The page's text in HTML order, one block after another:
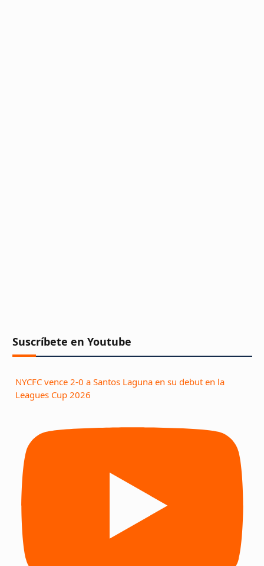
Suscríbete en Youtube
NYCFC vence 2-0 a Santos Laguna en su debut en la
Leagues Cup 2026